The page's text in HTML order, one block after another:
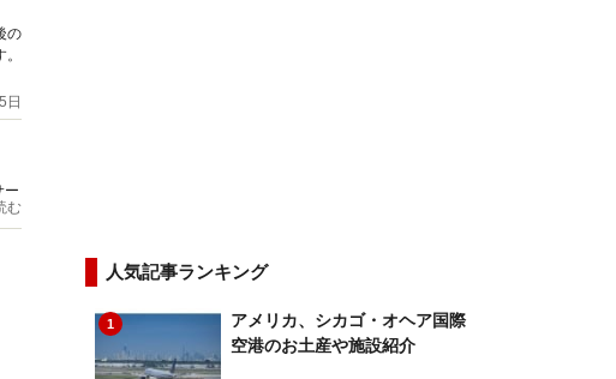
の
日
ー
む
人気記事ランキング
1
アメリカ、シカゴ・オヘア国際
空港のお土産や施設紹介